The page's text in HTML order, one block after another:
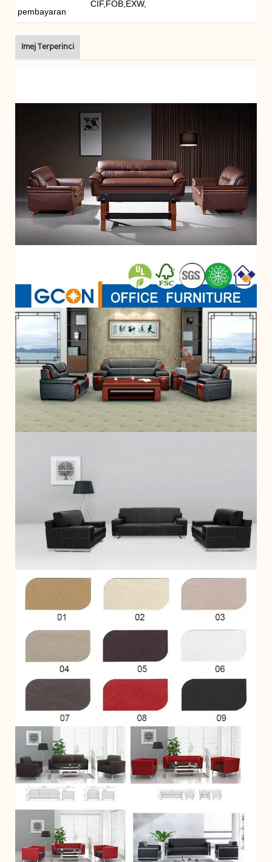
pembayaran
CIF,FOB,EXW,
Imej Terperinci